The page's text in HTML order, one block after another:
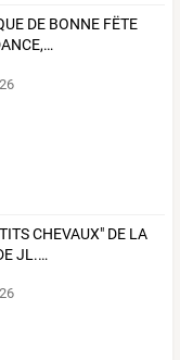
DE BONNE FËTE
…
CHEVAUX" DE LA
JL.…